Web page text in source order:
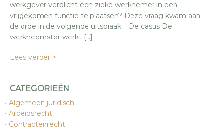
werkgever verplicht een zieke werknemer in een
vrijgekomen functie te plaatsen? Deze vraag kwam aan
de orde in de volgende uitspraak. De casus De
werkneemster werkt […]
Lees verder >
CATEGORIEËN
Algemeen juridisch
Arbeidsrecht
Contractenrecht